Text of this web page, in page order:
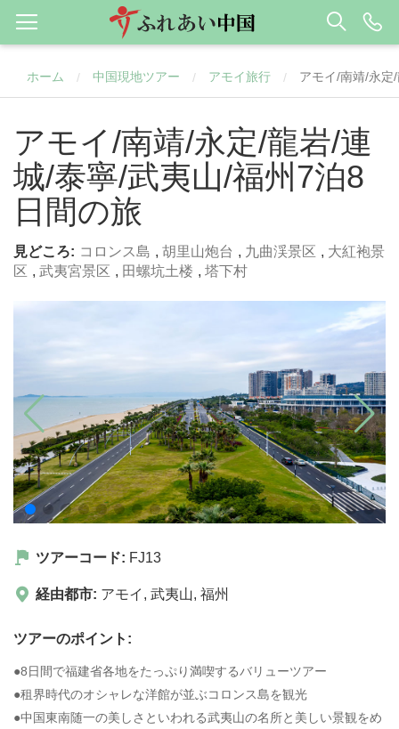
ホーム / 中国現地ツアー / アモイ旅行 / アモイ/南靖/永定
アモイ/南靖/永定/龍岩/連
城/泰寧/武夷山/福州7泊8
日間の旅
見どころ: コロンス島 , 胡里山炮台 , 九曲渓景区 , 大紅袍景
区 , 武夷宮景区 , 田螺坑土楼 , 塔下村
ツアーコード: FJ13
経由都市: アモイ , 武夷山, 福州
ツアーのポイント:
●8日間で福建省各地をたっぷり満喫するバリューツアー
●租界時代のオシャレな洋館が並ぶコロンス島を観光
●中国東南随一の美しさといわれる武夷山の名所と美しい景観をめ